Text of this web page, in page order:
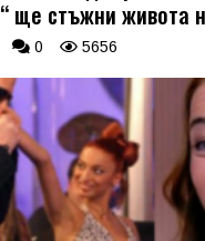
ще стъжни живота
0 5656